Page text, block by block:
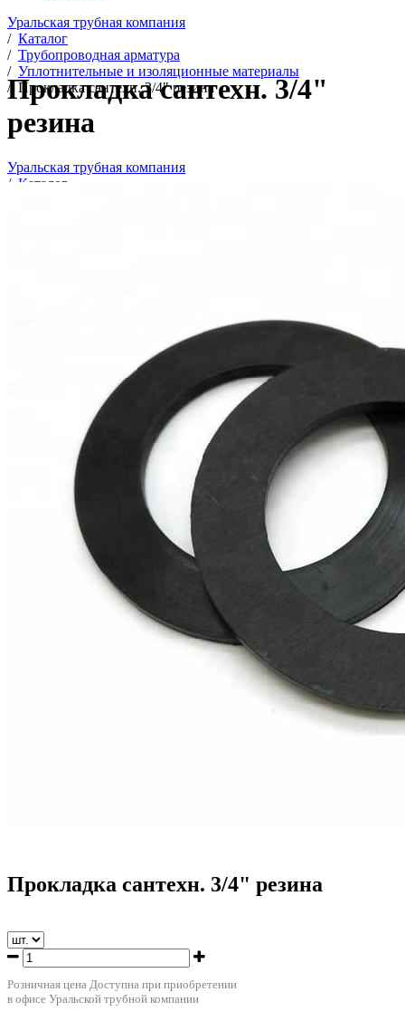
Уральская трубная компания
/ Каталог
/ Трубопроводная арматура
/ Уплотнительные и изоляционные материалы
/ Прокладка сантехн. 3/4" резина
Прокладка сантехн. 3/4"
резина
Уральская трубная компания
/ Каталог
Прокладка сантехн. 3/4" резина
Розничная цена Доступна при приобретении
в офисе Уральской трубной компании